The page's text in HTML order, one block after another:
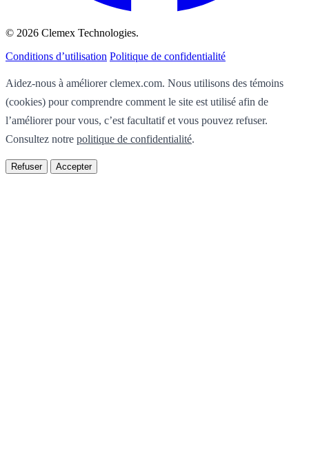
© 2026 Clemex Technologies.
Conditions d’utilisation Politique de confidentialité
Aidez-nous à améliorer clemex.com. Nous utilisons des témoins
(cookies) pour comprendre comment le site est utilisé afin de
l’améliorer pour vous, c’est facultatif et vous pouvez refuser.
Consultez notre politique de confidentialité.
Refuser Accepter